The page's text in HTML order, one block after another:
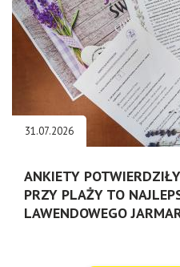
31.07.2026
ANKIETY
PRZY PLAŻY TO
LAWENDOWEGO